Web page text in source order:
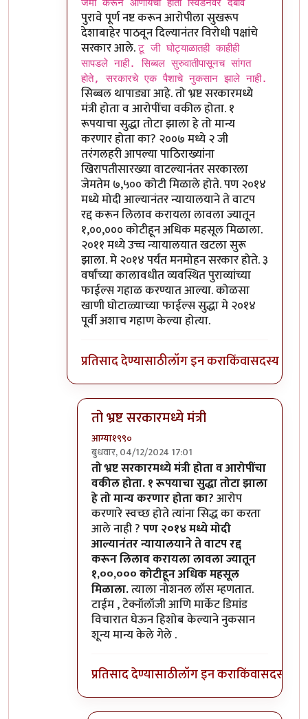
जमा करून आणायचा होता स्विडनवर दबाव
पुरावे पूर्ण नष्ट करून आरोपीला सुखरूप
देशाबाहेर पाठवून दिल्यानंतर विरोधी पक्षांचे
सरकार आले.टू जी घोट्याळातही काहीही
सापडले नाही. सिब्बल सुरुवातीपासूनच सांगत
होते, सरकारचे एक पैशाचे नुकसान झाले नाही.
सिब्बल थापाड्या आहे. तो भ्रष्ट सरकारमध्ये
मंत्री होता व आरोपींचा वकील होता. १
रूपयाचा सुद्धा तोटा झाला हे तो मान्य
करणार होता का? २००७ मध्ये २ जी
तरंगलहरी आपल्या पाठिराख्यांना
खिरापतीसारख्या वाटल्यानंतर सरकारला
जेमतेम ७,५०० कोटी मिळाले होते. पण २०१४
मध्ये मोदी आल्यानंतर न्यायालयाने ते वाटप
रद्द करून लिलाव करायला लावला ज्यातून
१,००,००० कोटीहून अधिक महसूल मिळाला.
२०११ मध्ये उच्च न्यायालयात खटला सुरू
झाला. मे २०१४ पर्यंत मनमोहन सरकार होते. ३
वर्षांच्या कालावधीत व्यवस्थित पुराव्यांच्या
फाईल्स गहाळ करण्यात आल्या. कोळसा
खाणी घोटाळ्याच्या फाईल्स सुद्धा मे २०१४
पूर्वी अशाच गहाण केल्या होत्या.
प्रतिसाद देण्यासाठीलॉग इन कराकिंवासदस्य व्हा
तो भ्रष्ट सरकारमध्ये मंत्री
आग्या१९९०
बुधवार, 04/12/2024 17:01
In reply toविरोधी पक्षांची त्यांचीbyश्रीगुरुजी
तो भ्रष्ट सरकारमध्ये मंत्री होता व आरोपींचा
वकील होता. १ रूपयाचा सुद्धा तोटा झाला
हे तो मान्य करणार होता का?आरोप
करणारे स्वच्छ होते त्यांना सिद्ध का करता
आले नाही ?पण २०१४ मध्ये मोदी
आल्यानंतर न्यायालयाने ते वाटप रद्द
करून लिलाव करायला लावला ज्यातून
१,००,००० कोटीहून अधिक महसूल
मिळाला.त्याला नोशनल लॉस म्हणतात.
टाईम , टेक्नॉलॉजी आणि मार्केट डिमांड
विचारात घेऊन हिशोब केल्याने नुकसान
शून्य मान्य केले गेले .
प्रतिसाद देण्यासाठीलॉग इन कराकिंवासदस्य व्हा